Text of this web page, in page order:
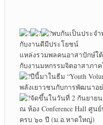
พบกันเป็นประจำ
กับงานดีมีประโยชน์
แหล่งรวมพลคนอาสาปักษ์ใต้
กับงานมหกรรมจิตอาสาภาค
ปีนี้มาในธีม “Youth
พลังเยาวชนกับการพัฒนาอ
จัดขึ้นในวันที่ 2 กันยายน
ณ ห้อง Conference Hall ศู
ครบ ๖๐ ปี (ม.อ.หาดใหญ่)